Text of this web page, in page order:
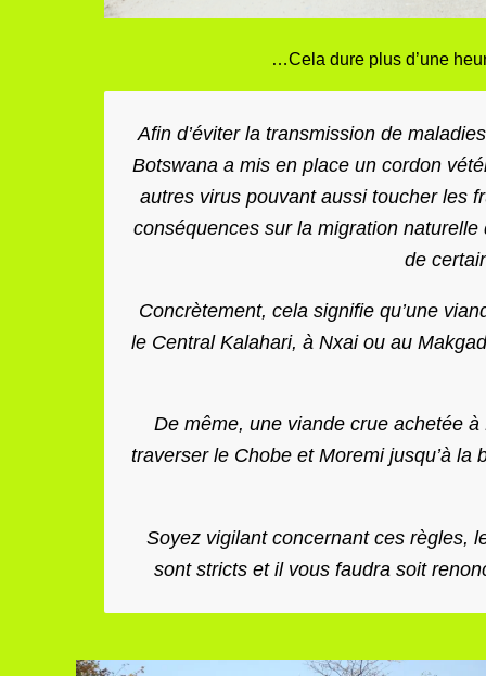
…Cela dure plus d’une
Afin d’éviter la transmission de
Botswana a mis en place un cordon
autres virus pouvant aussi toucher les
conséquences sur la migration
de
Concrètement, cela signifie qu’une
le Central Kalahari, à Nxai ou au
De même, une viande crue achetée
traverser le Chobe et Moremi jusqu’à
Soyez vigilant concernant ces règles,
sont stricts et il vous faudra soit